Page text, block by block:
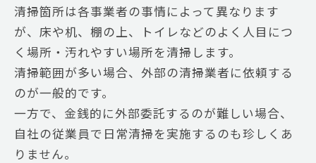
清掃箇所は各事業者の事情によって異なります
が、床や机、棚の上、トイレなどのよく人目につ
く場所・汚れやすい場所を清掃します。
清掃範囲が多い場合、外部の清掃業者に依頼する
のが一般的です。
一方で、金銭的に外部委託するのが難しい場合、
自社の従業員で日常清掃を実施するのも珍しくあ
りません。